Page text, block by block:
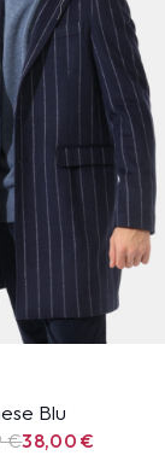
Blu
€38,00€